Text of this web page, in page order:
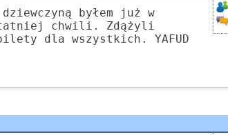
byłem już w
chwili. Zdążyli
dla wszystkich. YAFUD